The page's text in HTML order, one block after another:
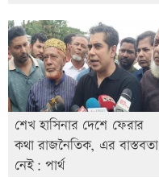
শেখ হাসিনার দেশে ফেরার
কথা রাজনৈতিক, এর বাস্তবতা
নেই: পার্থ